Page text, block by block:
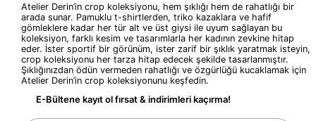
Atelier Derin’in crop koleksiyonu, hem şıklığı hem de rahatlığı bir
arada sunar. Pamuklu t-shirtlerden, triko kazaklara ve hafif
gömleklere kadar her tür alt ve üst giysi ile uyum sağlayan bu
koleksiyon, farklı kesim ve tasarımlarla her kadının zevkine hitap
eder. İster sportif bir görünüm, ister zarif bir şıklık yaratmak isteyin,
crop koleksiyonu her tarza hitap edecek şekilde tasarlanmıştır.
Şıklığınızdan ödün vermeden rahatlığı ve özgürlüğü kucaklamak için
Atelier Derin’in crop koleksiyonunu keşfedin.
E-Bültene kayıt ol fırsat & indirimleri kaçırma!